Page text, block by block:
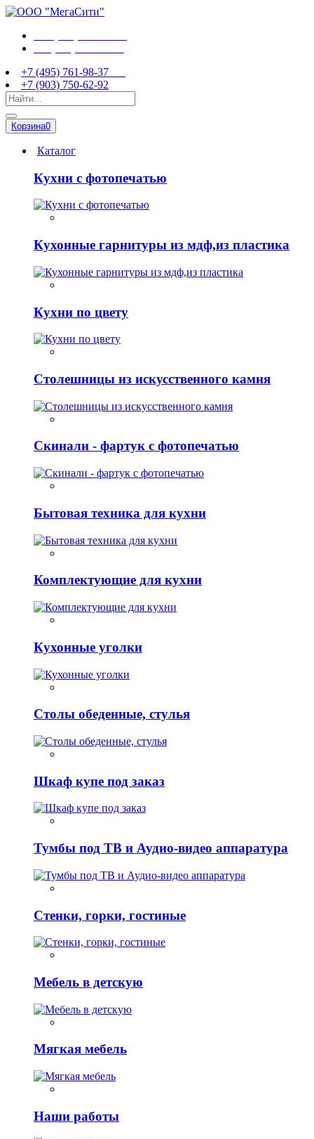
+7 (495) 761-98-37
+7 (903) 750-62-92
Корзина0
Каталог
Кухни с фотопечатью
Кухонные гарнитуры из мдф,из пластика
Кухни по цвету
Столешницы из искусственного камня
Скинали - фартук с фотопечатью
Бытовая техника для кухни
Комплектующие для кухни
Кухонные уголки
Столы обеденные, стулья
Шкаф купе под заказ
Тумбы под ТВ и Аудио-видео аппаратура
Стенки, горки, гостиные
Мебель в детскую
Мягкая мебель
Наши работы